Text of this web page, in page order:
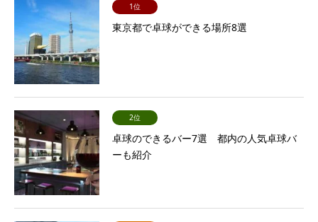
1位
東京都で卓球ができる場所8選
2位
卓球のできるバー7選 都内の人気卓球バ
ーも紹介